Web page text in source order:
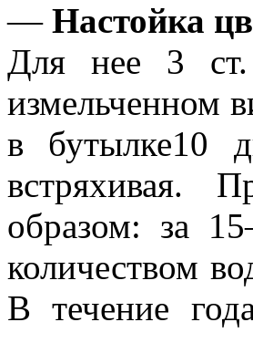
— Настойка
Для нее 3 ст.
измельченном
в бутылке10
встряхивая.
образом: за
количеством
В течение